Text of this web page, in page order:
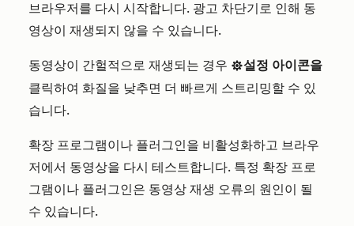
브라우저를 다시 시작합니다. 광고 차단기로 인해 동
영상이 재생되지 않을 수 있습니다.
동영상이 간헐적으로 재생되는 경우 settings설정 아이콘을
클릭하여 화질을 낮추면 더 빠르게 스트리밍할 수 있
습니다.
확장 프로그램이나 플러그인을 비활성화하고 브라우
저에서 동영상을 다시 테스트합니다. 특정 확장 프로
그램이나 플러그인은 동영상 재생 오류의 원인이 될
수 있습니다.